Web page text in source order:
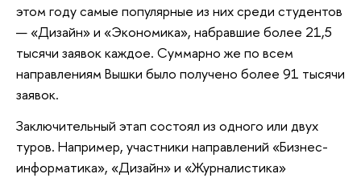
этом году самые популярные из них среди студентов
— «Дизайн» и «Экономика», набравшие более 21,5
тысячи заявок каждое. Суммарно же по всем
направлениям Вышки было получено более 91 тысячи
заявок.
Заключительный этап состоял из одного или двух
туров. Например, участники направлений «Бизнес-
информатика», «Дизайн» и «Журналистика»